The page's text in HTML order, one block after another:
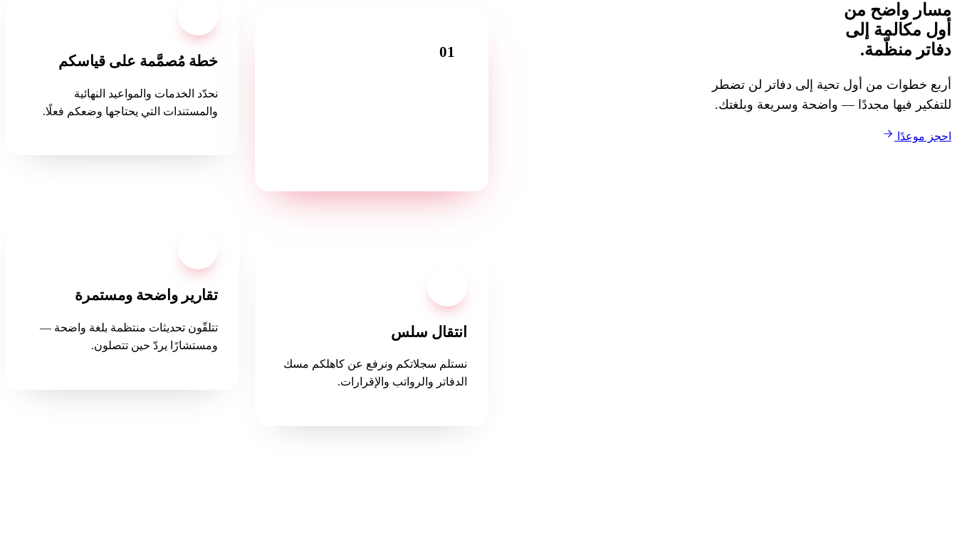
مسار واضح من
أول مكالمة إلى
دفاتر منظّمة.
أربع خطوات من أول تحية إلى دفاتر لن تضطر
للتفكير فيها مجددًا — واضحة وسريعة وبلغتك.
احجز موعدًا
01
خطة مُصمَّمة على قياسكم
نحدّد الخدمات والمواعيد النهائية
والمستندات التي يحتاجها وضعكم فعلًا.
انتقال سلس
نستلم سجلاتكم ونرفع عن كاهلكم مسك
الدفاتر والرواتب والإقرارات.
تقارير واضحة ومستمرة
تتلقّون تحديثات منتظمة بلغة واضحة —
ومستشارًا يردّ حين تتصلون.